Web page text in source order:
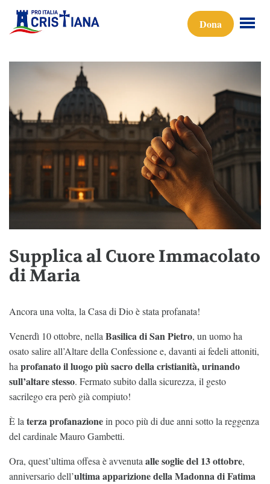
Dona
Supplica al Cuore Immacolato
di Maria
Ancora una volta, la Casa di Dio è stata profanata!
Venerdì 10 ottobre, nellaBasilica di San Pietro, un uomo ha
osato salire all’Altare della Confessione e, davanti ai fedeli attoniti,
haprofanato il luogo più sacro della cristianità, urinando
sull’altare stesso. Fermato subito dalla sicurezza, il gesto
sacrilego era però già compiuto!
È laterza profanazionein poco più di due anni sotto la reggenza
del cardinale Mauro Gambetti.
Ora, quest’ultima offesa è avvenutaalle soglie del 13 ottobre,
anniversario dell’ultima apparizione della Madonna di Fatima